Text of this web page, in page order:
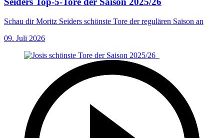
Schau dir Moritz Seiders schönste Tore der regulären Saison an
09. Juli 2026